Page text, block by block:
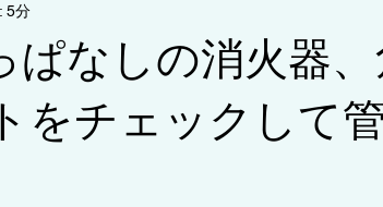
施設
設・事業所 ◆工事/施工・改修 ◇コラム/
ぱなしの消火器
をチェックして
5分